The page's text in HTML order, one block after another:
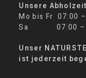
Unsere
Mo bis Fr 07:00
Sa 07:00 –
Unser
ist jederzeit